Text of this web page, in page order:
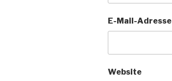
E-Mail-Adresse
Website